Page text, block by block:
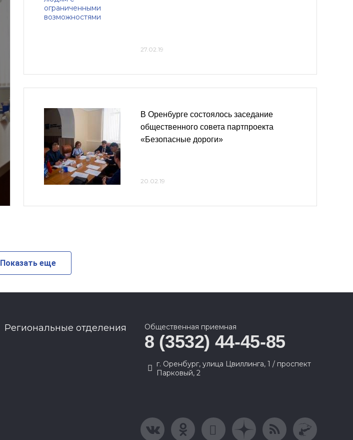
27.02.19
В Оренбурге состоялось заседание
общественного совета партпроекта
«Безопасные дороги»
20.02.19
Показать еще
Региональные отделения Общественная приемная
8 (3532) 44-45-85
г. Оренбург, улица Цвиллинга, 1 / проспект
Парковый, 2